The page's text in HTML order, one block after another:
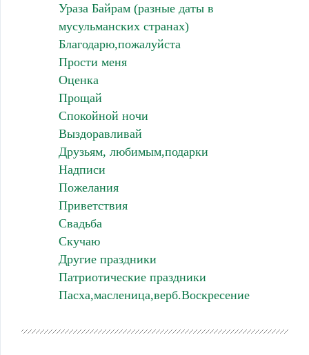
Ураза Байрам (разные даты в
мусульманских странах)
Благодарю,пожалуйста
Прости меня
Оценка
Прощай
Спокойной ночи
Выздоравливай
Друзьям, любимым,подарки
Надписи
Пожелания
Приветствия
Свадьба
Скучаю
Другие праздники
Патриотические праздники
Пасха,масленица,верб.Воскресение